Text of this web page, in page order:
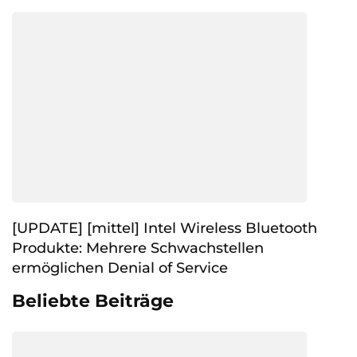
[UPDATE] [mittel] Intel Wireless Bluetooth
Produkte: Mehrere Schwachstellen
ermöglichen Denial of Service
Beliebte Beiträge